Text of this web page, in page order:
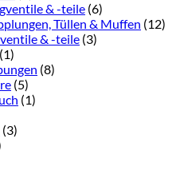
& -teile (6)
Tüllen & Muffen (12)
& -teile (3)
(1)
(8)
(5)
(1)
(3)